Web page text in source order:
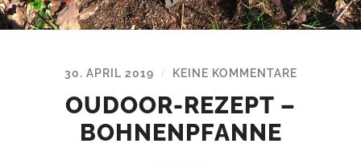
30. APRIL 2019 / KEINE KOMMENTARE
OUDOOR-REZEPT –
BOHNENPFANNE